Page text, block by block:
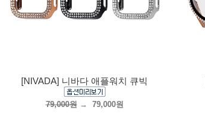
[NIVADA] 니바다 애플워치 큐빅
79,000원→ 79,000원